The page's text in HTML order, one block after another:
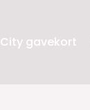
City gavekort